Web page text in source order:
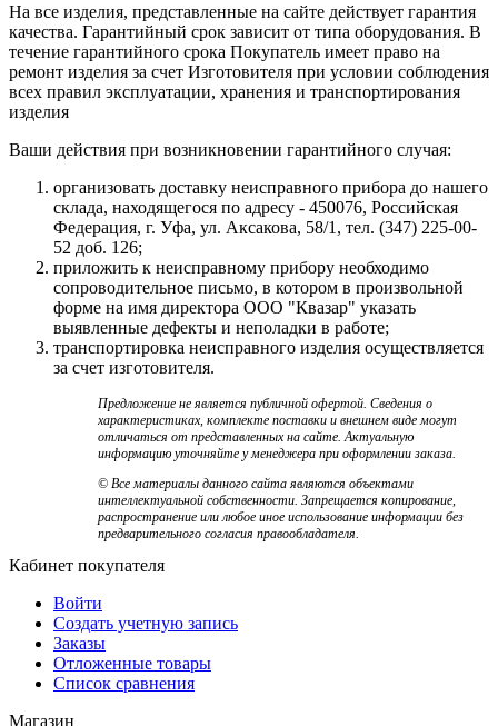
На все изделия, представленные на сайте действует гарантия
качества. Гарантийный срок зависит от типа оборудования. В
течение гарантийного срока Покупатель имеет право на
ремонт изделия за счет Изготовителя при условии соблюдения
всех правил эксплуатации, хранения и транспортирования
изделия
Ваши действия при возникновении гарантийного случая:
организовать доставку неисправного прибора до нашего
склада, находящегося по адресу - 450076, Российская
Федерация, г. Уфа, ул. Аксакова, 58/1, тел. (347) 225-00-
52 доб. 126;
приложить к неисправному прибору необходимо
сопроводительное письмо, в котором в произвольной
форме на имя директора ООО "Квазар" указать
выявленные дефекты и неполадки в работе;
транспортировка неисправного изделия осуществляется
за счет изготовителя.
Предложение не является публичной офертой. Сведения о
характеристиках, комплекте поставки и внешнем виде могут
отличаться от представленных на сайте. Актуальную
информацию уточняйте у менеджера при оформлении заказа.
© Все материалы данного сайта являются объектами
интеллектуальной собственности. Запрещается копирование,
распространение или любое иное использование информации без
предварительного согласия правообладателя.
Кабинет покупателя
Войти
Создать учетную запись
Заказы
Отложенные товары
Список сравнения
Магазин